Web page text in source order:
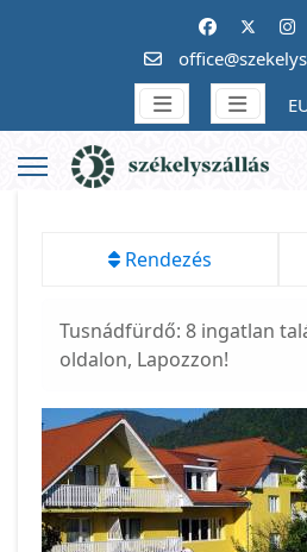
Rendezés
Tusnádfürdő: 8 ingatlan
oldalon, Lapozzon!